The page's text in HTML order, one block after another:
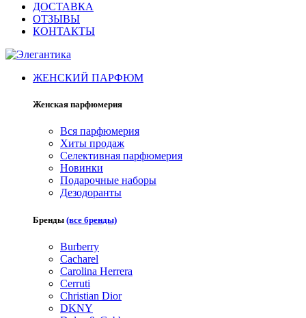
ДОСТАВКА
ОТЗЫВЫ
КОНТАКТЫ
ЖЕНСКИЙ ПАРФЮМ
Женская парфюмерия
Вся парфюмерия
Хиты продаж
Селективная парфюмерия
Новинки
Подарочные наборы
Дезодоранты
Бренды (все бренды)
Burberry
Cacharel
Carolina Herrera
Cerruti
Christian Dior
DKNY